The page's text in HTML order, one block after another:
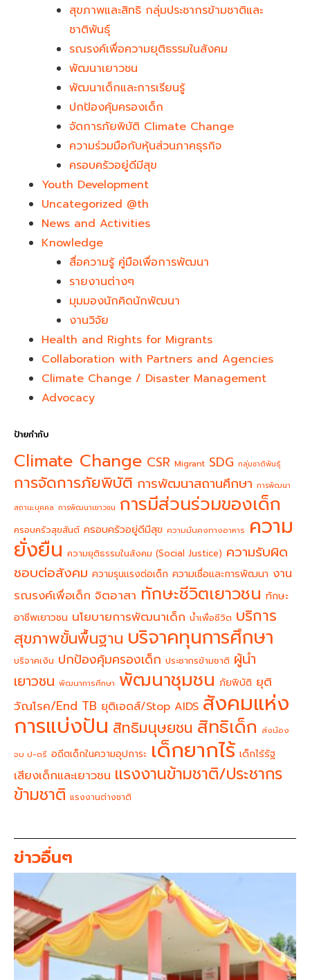
สุขภาพและสิทธิ กลุ่มประชากรข้ามชาติและ
ชาติพันธุ์
รณรงค์เพื่อความยุติธรรมในสังคม
พัฒนาเยาวชน
พัฒนาเด็กและการเรียนรู้
ปกป้องคุ้มครองเด็ก
จัดการภัยพิบัติ Climate Change
ความร่วมมือกับหุ้นส่วนภาคธุรกิจ
ครอบครัวอยู่ดีมีสุข
Youth Development​
Uncategorized @th
News and Activities
Knowledge
สื่อความรู้ คู่มือเพื่อการพัฒนา
รายงานต่างๆ
มุมมองนักคิดนักพัฒนา
งานวิจัย
Health and Rights for Migrants
Collaboration with Partners and Agencies
Climate Change / Disaster Management
Advocacy
ป้ายกำกับ
Climate Change CSR Migrant SDG กลุ่มชาติพันธุ์
การจัดการภัยพิบัติ การพัฒนาสถานศึกษา การพัฒนา
สถานะบุคคล การพัฒนาเยาวชน การมีส่วนร่วมของเด็ก
ครอบครัวสุขสันต์ ครอบครัวอยู่ดีมีสุข ความมั่นคงทางอาหาร ความ
ยั่งยืน ความยุติธรรมในสังคม (Social Justice) ความรับผิด
ชอบต่อสังคม ความรุนแรงต่อเด็ก ความเชื่อและการพัฒนา งาน
รณรงค์เพื่อเด็ก จิตอาสา ทักษะชีวิตเยาวชน ทักษะ
อาชีพเยาวชน นโยบายการพัฒนาเด็ก น้ำเพื่อชีวิต บริการ
สุขภาพขั้นพื้นฐาน บริจาคทุนการศึกษา
บริจาคเงิน ปกป้องคุ้มครองเด็ก ประชากรข้ามชาติ ผู้นำ
เยาวชน พัฒนาการศึกษา พัฒนาชุมชน ภัยพิบัติ ยุติ
วัณโรค/End TB ยุติเอดส์/Stop AIDS สังคมแห่ง
การแบ่งปัน สิทธิมนุษยชน สิทธิเด็ก ส่งน้อง
จบ ป-ตรี อดีตเด็กในความอุปการะ เด็กยากไร้ เด็กไร้รัฐ
เสียงเด็กและเยาวชน แรงงานข้ามชาติ/ประชากร
ข้ามชาติ แรงงานต่างชาติ
ข่าวอื่นๆ